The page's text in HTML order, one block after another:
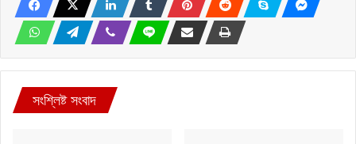
সংশ্লিষ্ট সংবাদ